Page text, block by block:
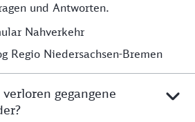
und Antworten.
Nahverkehr
Regio Niedersachsen-Bremen
gegangene